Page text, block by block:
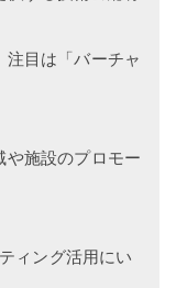
目は「バーチャ
や施設のプロモー
ィング活用にい